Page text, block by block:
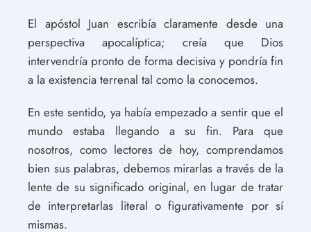
El apóstol Juan escribía claramente desde una
perspectiva apocalíptica; creía que Dios
intervendría pronto de forma decisiva y pondría fin
a la existencia terrenal tal como la conocemos.
En este sentido, ya había empezado a sentir que el
mundo estaba llegando a su fin. Para que
nosotros, como lectores de hoy, comprendamos
bien sus palabras, debemos mirarlas a través de la
lente de su significado original, en lugar de tratar
de interpretarlas literal o figurativamente por sí
mismas.